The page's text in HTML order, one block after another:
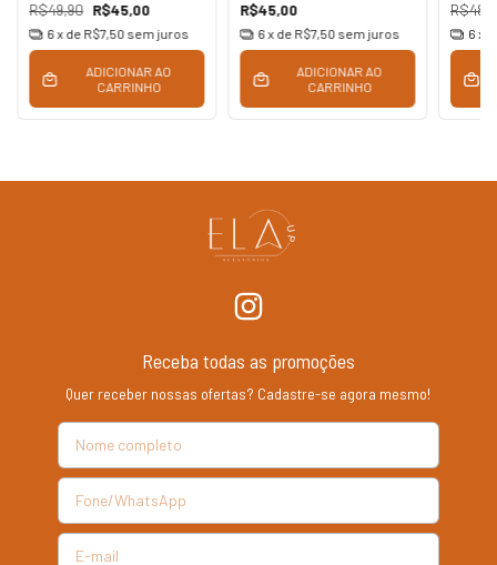
R$49,90 R$45,00
6x de R$7,50 sem juros
ADICIONAR AO
CARRINHO
R$45,00
6x de R$7,50 sem juros
ADICIONAR AO
CARRINHO
6 x
Receba todas as promoções
Quer receber nossas ofertas? Cadastre-se agora mesmo!